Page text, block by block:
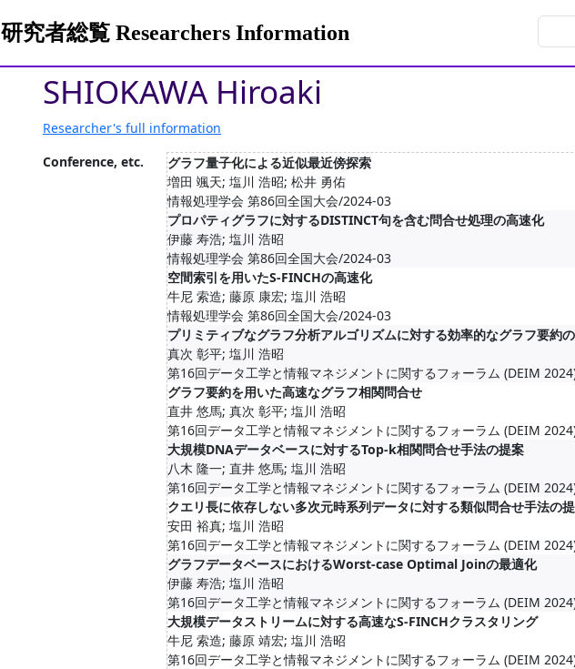
研究者総覧 Researchers Information
SHIOKAWA Hiroaki
Researcher's full information
Conference, etc.
グラフ量子化による近似最近傍探索
増田 颯天; 塩川 浩昭; 松井 勇佑
情報処理学会 第86回全国大会/2024-03
プロパティグラフに対するDISTINCT句を含む問合せ処理の高速化
伊藤 寿浩; 塩川 浩昭
情報処理学会 第86回全国大会/2024-03
空間索引を用いたS-FINCHの高速化
牛尼 索造; 藤原 康宏; 塩川 浩昭
情報処理学会 第86回全国大会/2024-03
プリミティブなグラフ分析アルゴリズムに対する効率的なグラフ要約
真次 彰平; 塩川 浩昭
第16回データ工学と情報マネジメントに関するフォーラム (DEIM
グラフ要約を用いた高速なグラフ相関問合せ
直井 悠馬; 真次 彰平; 塩川 浩昭
第16回データ工学と情報マネジメントに関するフォーラム (DEIM
大規模DNAデータベースに対するTop-k相関問合せ手法の提案
八木 隆一; 直井 悠馬; 塩川 浩昭
第16回データ工学と情報マネジメントに関するフォーラム (DEIM
クエリ長に依存しない多次元時系列データに対する類似問合せ手法の
安田 裕真; 塩川 浩昭
第16回データ工学と情報マネジメントに関するフォーラム (DEIM
グラフデータベースにおけるWorst-case Optimal Joinの最適化
伊藤 寿浩; 塩川 浩昭
第16回データ工学と情報マネジメントに関するフォーラム (DEIM
大規模データストリームに対する高速なS-FINCHクラスタリング
牛尼 索造; 藤原 靖宏; 塩川 浩昭
第16回データ工学と情報マネジメントに関するフォーラム (DEIM